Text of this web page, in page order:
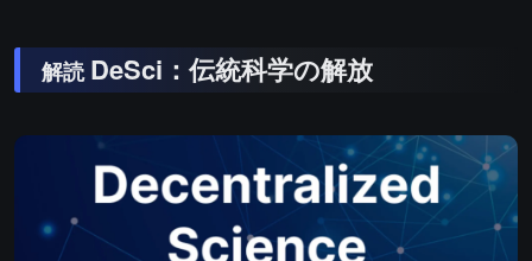
解読DeSci：伝統科学の解放